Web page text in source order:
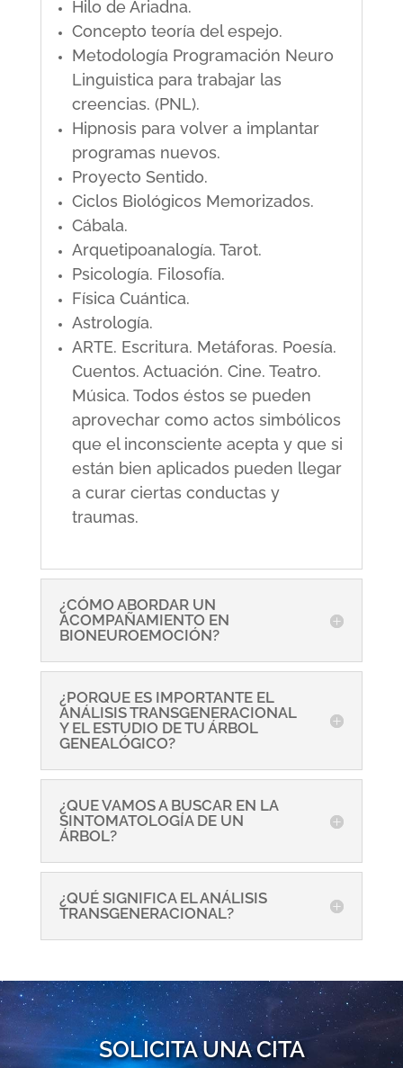
Hilo de Ariadna.
Concepto teoría del espejo.
Metodología Programación Neuro
Linguistica para trabajar las
creencias. (PNL).
Hipnosis para volver a implantar
programas nuevos.
Proyecto Sentido.
Ciclos Biológicos Memorizados.
Cábala.
Arquetipoanalogía. Tarot.
Psicología. Filosofía.
Física Cuántica.
Astrología.
ARTE. Escritura. Metáforas. Poesía.
Cuentos. Actuación. Cine. Teatro.
Música. Todos éstos se pueden
aprovechar como actos simbólicos
que el inconsciente acepta y que si
están bien aplicados pueden llegar
a curar ciertas conductas y
traumas.
¿CÓMO ABORDAR UN
ACOMPAÑAMIENTO EN
BIONEUROEMOCIÓN?
¿PORQUE ES IMPORTANTE EL
ANÁLISIS TRANSGENERACIONAL
Y EL ESTUDIO DE TU ÁRBOL
GENEALÓGICO?
¿QUE VAMOS A BUSCAR EN LA
SINTOMATOLOGÍA DE UN
ÁRBOL?
¿QUÉ SIGNIFICA EL ANÁLISIS
TRANSGENERACIONAL?
SOLICITA UNA CITA